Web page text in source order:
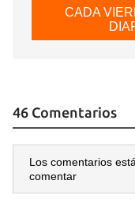
CADA
46 Comentarios
Los comentarios
comentar